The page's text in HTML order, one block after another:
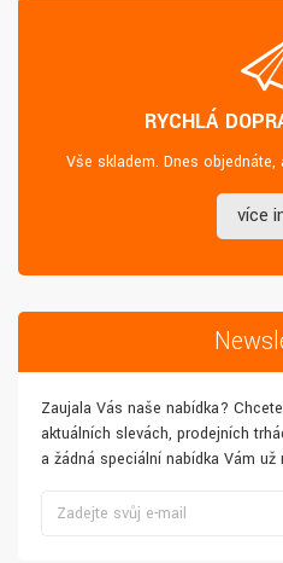
RYCHLÁ
Vše skladem. Dnes
více
Zaujala Vás naše nabídka?
aktuálních slevách, prodejních
a žádná speciální nabídka Vám už